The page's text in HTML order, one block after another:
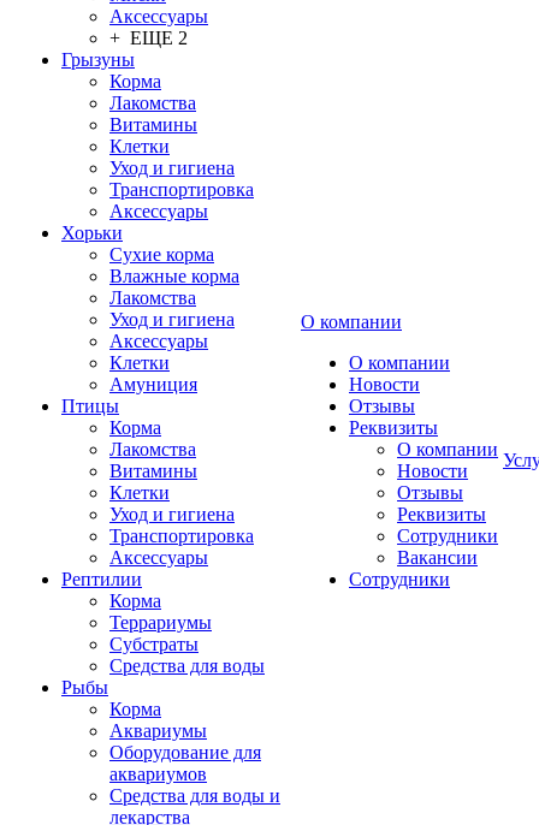
Аксессуары
+ ЕЩЕ 2
Грызуны
Корма
Лакомства
Витамины
Клетки
Уход и гигиена
Транспортировка
Аксессуары
Хорьки
Сухие корма
Влажные корма
Лакомства
Уход и гигиена
Аксессуары
Клетки
Амуниция
Птицы
Корма
Лакомства
Витамины
Клетки
Уход и гигиена
Транспортировка
Аксессуары
Рептилии
Корма
Террариумы
Субстраты
Средства для воды
Рыбы
Корма
Аквариумы
Оборудование для
аквариумов
Средства для воды и
лекарства
О компании
О компании
Новости
Отзывы
Реквизиты
О компании
Новости
Отзывы
Реквизиты
Сотрудники
Вакансии
Сотрудники